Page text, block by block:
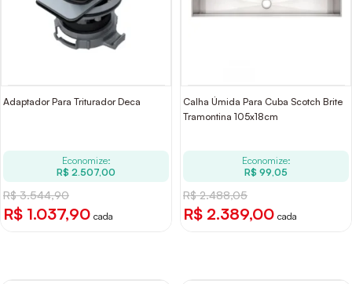
Adaptador Para Triturador Deca
Economize:
R$ 2.507,00
R$ 3.544,90
R$ 1.037,90 cada
Calha Úmida Para Cuba Scotch Brite
Tramontina 105x18cm
Economize:
R$ 99,05
R$ 2.488,05
R$ 2.389,00 cada